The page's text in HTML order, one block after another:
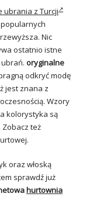
ubrania z Turcji
Nic
ostatnio istne
oryginalne
odkryć modę
jest znana z
Wzory
kolorystyka są
też
oraz włoską
sprawdź już
hurtownia